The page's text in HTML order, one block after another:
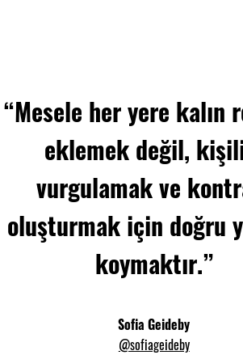
“Mesele her yere kalın
eklemek değil,
vurgulamak ve
oluşturmak için doğru
koymaktır.”
Sofia Geideby
@sofiageideby